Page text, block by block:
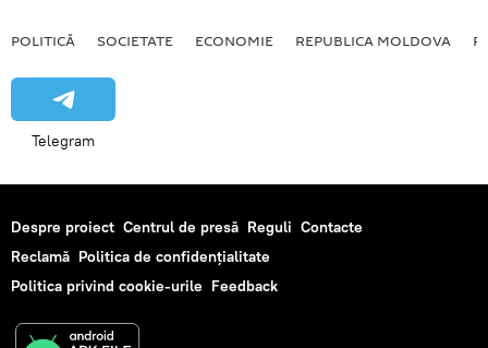
POLITICĂ SOCIETATE ECONOMIE REPUBLICA MOLDOVA
Telegram
Despre proiect Centrul de presă Reguli Contacte
Reclamă Politica de confidențialitate
Politica privind cookie-urile Feedback